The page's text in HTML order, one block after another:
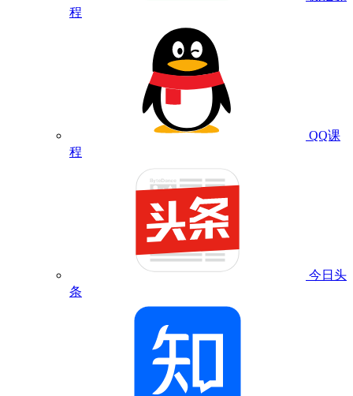
程
QQ课
程
今日头
条